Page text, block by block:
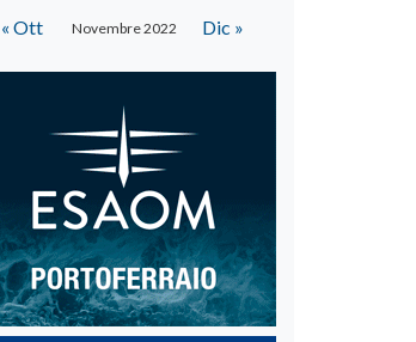
Novembre 2022
« Ott Dic »